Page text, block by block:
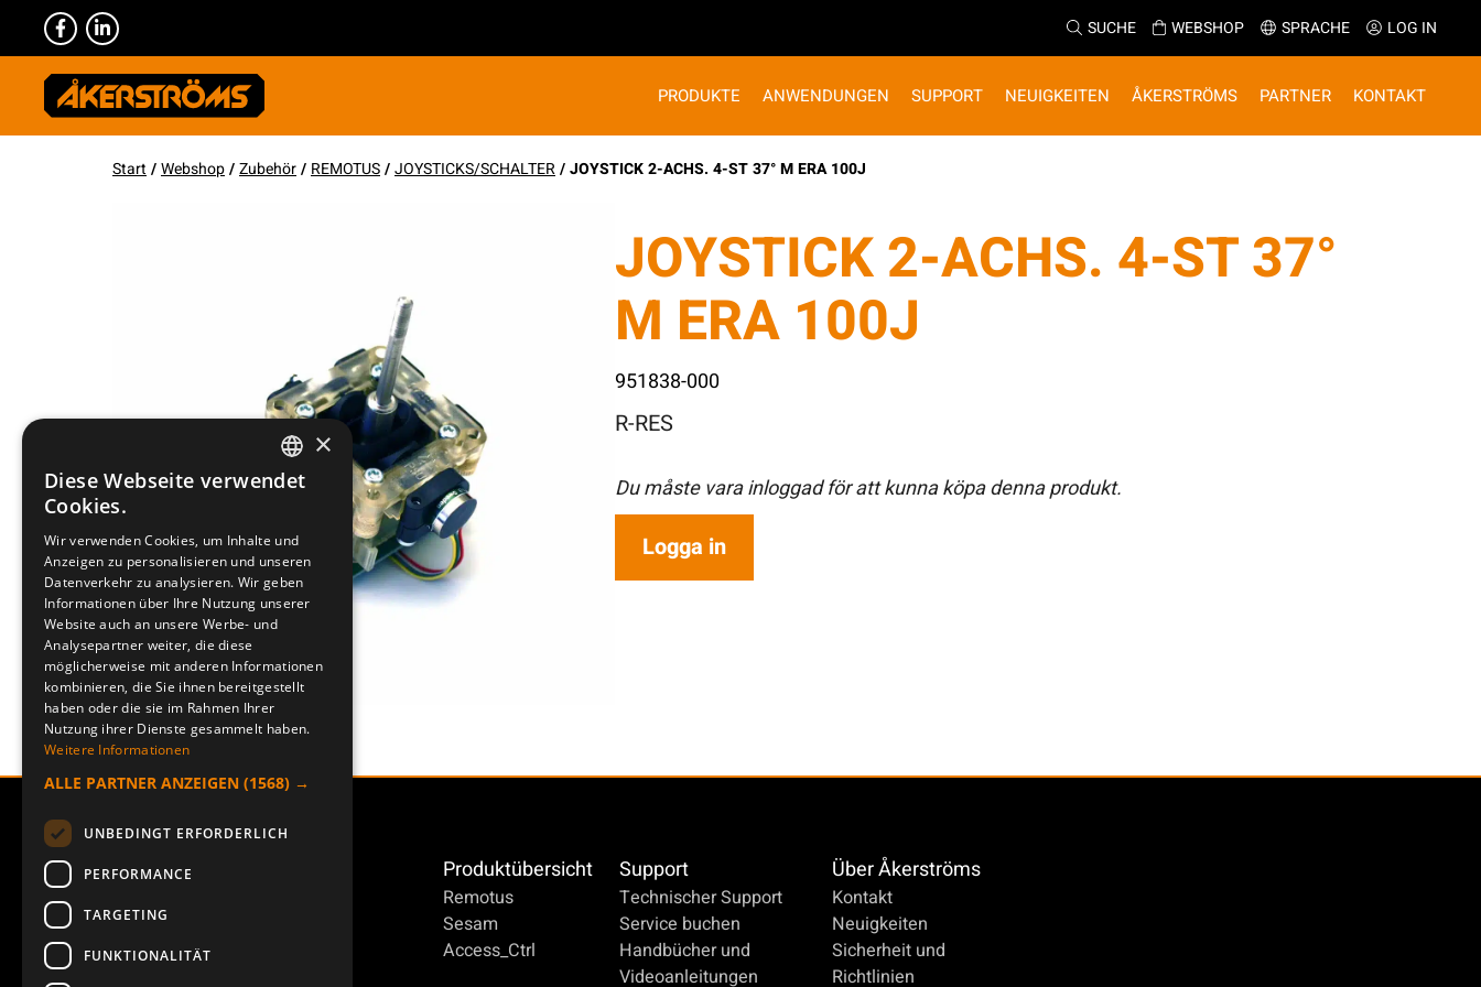
SUCHE WEBSHOP SPRACHE LOG IN
PRODUKTE ANWENDUNGEN SUPPORT NEUIGKEITEN ÅKERSTRÖMS PARTNER KONTAKT
Start /Webshop/Zubehör/ REMOTUS/JOYSTICKS/SCHALTER/ JOYSTICK 2-ACHS. 4-ST 37° M ERA 100J
JOYSTICK 2-ACHS. 4-ST 37°
M ERA 100J
951838-000
R-RES
Du måste vara inloggad för att kunna köpa denna produkt.
Logga in
Produktübersicht
Remotus
Sesam
Access_Ctrl
Support
Technischer Support
Service buchen
Handbücher und
Videoanleitungen
Über Åkerströms
Kontakt
Neuigkeiten
Sicherheit und
Richtlinien
SWEDISH
DEUTSCH
×
Diese Webseite verwendet
Cookies.
Wir verwenden Cookies, um Inhalte und
Anzeigen zu personalisieren und unseren
Datenverkehr zu analysieren. Wir geben
Informationen über Ihre Nutzung unserer
Website auch an unsere Werbe- und
Analysepartner weiter, die diese
möglicherweise mit anderen Informationen
kombinieren, die Sie ihnen bereitgestellt
haben oder die sie im Rahmen Ihrer
Nutzung ihrer Dienste gesammelt haben.
Weitere Informationen
ALLE PARTNER ANZEIGEN (1568) →
UNBEDINGT ERFORDERLICH
PERFORMANCE
TARGETING
FUNKTIONALITÄT